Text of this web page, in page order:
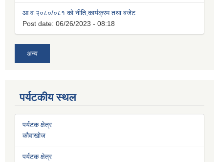
आ.व.२०८०/०८१ को नीति,कार्यक्रम तथा बजेट
Post date: 06/26/2023 - 08:18
अन्य
पर्यटकीय स्थल
पर्यटक क्षेत्र
कौवाखोज
पर्यटक क्षेत्र